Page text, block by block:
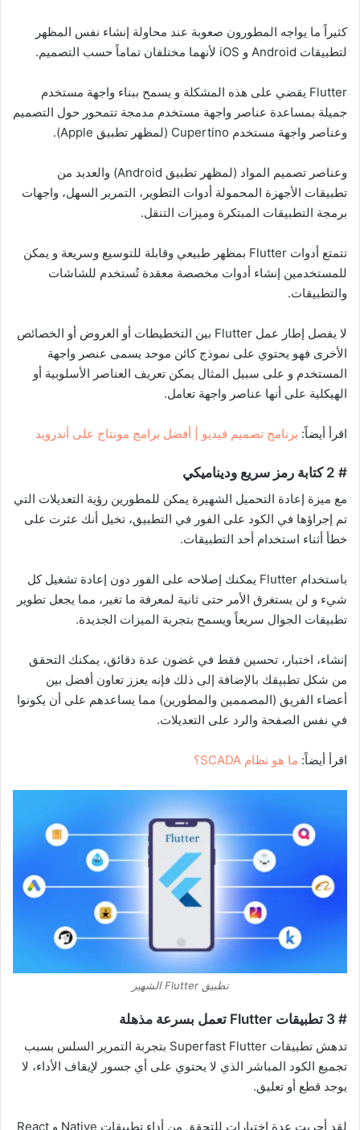
كثيراً ما يواجه المطورون صعوبة عند محاولة إنشاء نفس المظهر
لتطبيقات Android و iOS لأنهما مختلفان تماماً حسب التصميم.
Flutter يقضي على هذه المشكلة و يسمح ببناء واجهة مستخدم
جميلة بمساعدة عناصر واجهة مستخدم مدمجة تتمحور حول التصميم
وعناصر واجهة مستخدم Cupertino (لمظهر تطبيق Apple).
وعناصر تصميم المواد (لمظهر تطبيق Android) والعديد من
تطبيقات الأجهزة المحمولة أدوات التطوير، التمرير السهل، واجهات
برمجة التطبيقات المبتكرة وميزات التنقل.
تتمتع أدوات Flutter بمظهر طبيعي وقابلة للتوسيع وسريعة و يمكن
للمستخدمين إنشاء أدوات مخصصة معقدة تُستخدم للشاشات
والتطبيقات.
لا يفصل إطار عمل Flutter بين التخطيطات أو العروض أو الخصائص
الأخرى فهو يحتوي على نموذج كائن موحد يسمى عنصر واجهة
المستخدم و على سبيل المثال يمكن تعريف العناصر الأسلوبية أو
الهيكلية على أنها عناصر واجهة تعامل.
اقرأ أيضاً: برنامج تصميم فيديو | أفضل برامج مونتاج على أندرويد
# 2 كتابة رمز سريع وديناميكي
مع ميزة إعادة التحميل الشهيرة يمكن للمطورين رؤية التعديلات التي
تم إجراؤها في الكود على الفور في التطبيق، تخيل أنك عثرت على
خطأ أثناء استخدام أحد التطبيقات.
باستخدام Flutter يمكنك إصلاحه على الفور دون إعادة تشغيل كل
شيء و لن يستغرق الأمر حتى ثانية لمعرفة ما تغير، مما يجعل تطوير
تطبيقات الجوال سريعاً ويسمح بتجربة الميزات الجديدة.
إنشاء، اختبار، تحسين فقط في غضون عدة دقائق، يمكنك التحقق
من شكل تطبيقك بالإضافة إلى ذلك فإنه يعزز تعاون أفضل بين
أعضاء الفريق (المصممين والمطورين) مما يساعدهم على أن يكونوا
في نفس الصفحة والرد على التعديلات.
اقرأ أيضاً: ما هو نظام SCADA؟
تطبيق Flutter الشهير
# 3 تطبيقات Flutter تعمل بسرعة مذهلة
تدهش تطبيقات Superfast Flutter بتجربة التمرير السلس بسبب
تجميع الكود المباشر الذي لا يحتوي على أي جسور لإيقاف الأداء، لا
يوجد قطع أو تعليق.
لقد أجريت عدة اختبارات للتحقق من أداء تطبيقات Native و React